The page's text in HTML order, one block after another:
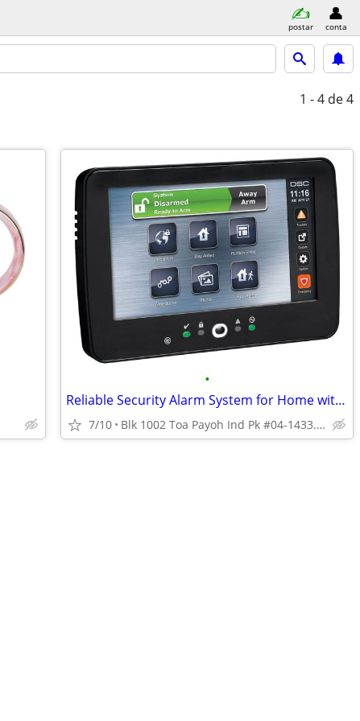
postar conta
1 - 4 de 4
•
Reliable Security Alarm System for Home with Smart Sensors
7/10 Blk 1002 Toa Payoh Ind Pk #04-1433. Singapore